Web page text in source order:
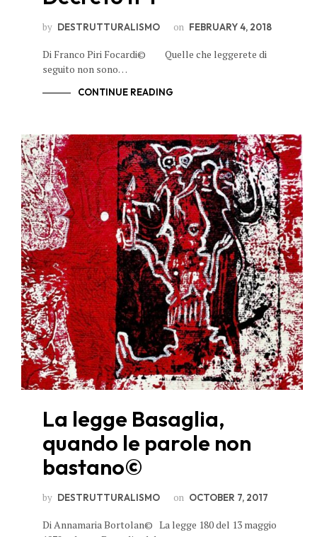
by DESTRUTTURALISMO on FEBRUARY 4, 2018
Di Franco Piri Focardi© Quelle che leggerete di
seguito non sono…
CONTINUE READING
La legge Basaglia,
quando le parole non
bastano©
by DESTRUTTURALISMO on OCTOBER 7, 2017
Di Annamaria Bortolan© La legge 180 del 13 maggio